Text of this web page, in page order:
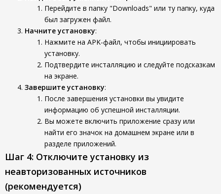
Перейдите в папку "Downloads" или ту папку, куда
был загружен файл.
Начните установку:
Нажмите на APK-файл, чтобы инициировать
установку.
Подтвердите инсталляцию и следуйте подсказкам
на экране.
Завершите установку:
После завершения установки вы увидите
информацию об успешной инсталляции.
Вы можете включить приложение сразу или
найти его значок на домашнем экране или в
разделе приложений.
Шаг 4: Отключите установку из
неавторизованных источников
(рекомендуется)